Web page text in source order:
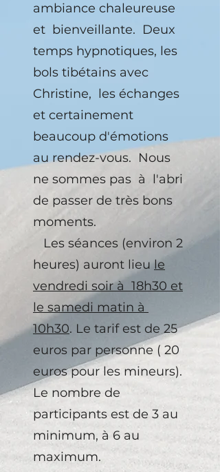
ambiance chaleureuse
et bienveillante. Deux
temps hypnotiques, les
bols tibétains avec
Christine, les échanges
et certainement
beaucoup d'émotions
au rendez-vous. Nous
ne sommes pas à l'abri
de passer de très bons
moments.
Les séances (environ 2
heures) auront lieule
vendredi soir à 18h30 et
le samedi matin à
10h30. Le tarif est de 25
euros par personne ( 20
euros pour les mineurs).
Le nombre de
participants est de 3 au
minimum, à 6 au
maximum.